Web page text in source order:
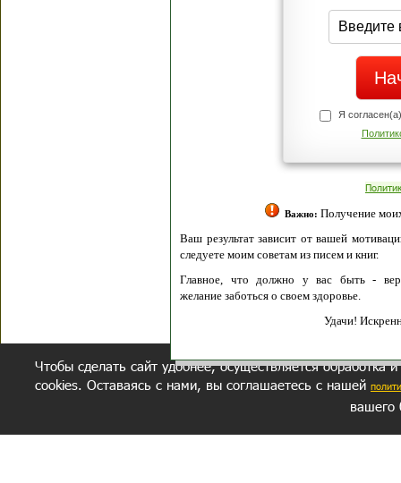
Я
Важно: Получение
Ваш результат зависит от вашей
следуете моим советам из писем и книг.
Главное, что должно у вас быть -
желание заботься о своем здоровье.
Удачи!
Чтобы сделать сайт удобнее, осуществляется обработка
cookies. Оставаясь с нами, вы соглашаетесь с нашей
вашего